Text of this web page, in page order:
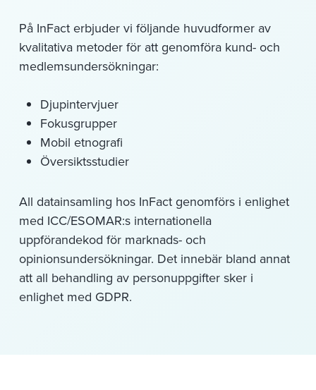
På InFact erbjuder vi följande huvudformer av
kvalitativa metoder för att genomföra kund- och
medlemsundersökningar:
Djupintervjuer
Fokusgrupper
Mobil etnografi
Översiktsstudier
All datainsamling hos InFact genomförs i enlighet
med ICC/ESOMAR:s internationella
uppförandekod för marknads- och
opinionsundersökningar. Det innebär bland annat
att all behandling av personuppgifter sker i
enlighet med GDPR.